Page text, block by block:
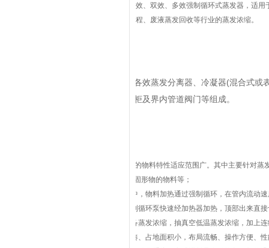
效、双效、多效强制循环式蒸发器，适
程、废液蒸发回收等行业的蒸发浓缩。
各效加热器、各效蒸发分离器、冷凝器(混合式
电器仪表控制柜及界内管道阀门等组成。
1. 设备相对处理的物料特性适应范围广。其中主要针对
物料、有不溶性固形物的物料等；
2．在蒸发过程中，物料加热通过强制循环，在管内流动
3．料液通过强制循环泵快速经加热器加热，顶部出来直
4．物料通过设备蒸发浓缩，抽真空低温蒸发浓缩，加上
5．设备结构紧凑、占地面积小，布局流畅、操作方便、